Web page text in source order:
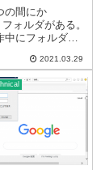
の間にか
ォルダがある。
にフォルダを
フォルダがありま
ルダの中にある
ライブにあるフ
コピーで...
2021.03.29